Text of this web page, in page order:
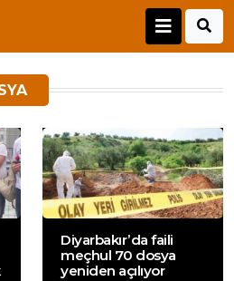
Diyarbakır’da faili
meçhul 70 dosya
yeniden açılıyor